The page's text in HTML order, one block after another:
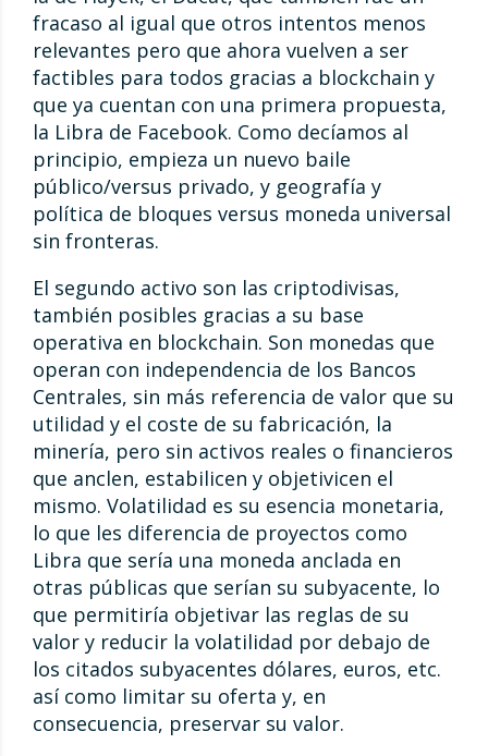
fracaso al igual que otros intentos menos
relevantes pero que ahora vuelven a ser
factibles para todos gracias a blockchain y
que ya cuentan con una primera propuesta,
la Libra de Facebook. Como decíamos al
principio, empieza un nuevo baile
público/versus privado, y geografía y
política de bloques versus moneda universal
sin fronteras.
El segundo activo son las criptodivisas,
también posibles gracias a su base
operativa en blockchain. Son monedas que
operan con independencia de los Bancos
Centrales, sin más referencia de valor que su
utilidad y el coste de su fabricación, la
minería, pero sin activos reales o financieros
que anclen, estabilicen y objetivicen el
mismo. Volatilidad es su esencia monetaria,
lo que les diferencia de proyectos como
Libra que sería una moneda anclada en
otras públicas que serían su subyacente, lo
que permitiría objetivar las reglas de su
valor y reducir la volatilidad por debajo de
los citados subyacentes dólares, euros, etc.
así como limitar su oferta y, en
consecuencia, preservar su valor.